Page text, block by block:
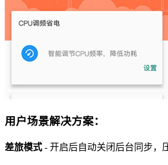
用户场景解决方案：
差旅模式 - 开启后自动关闭后台同步，